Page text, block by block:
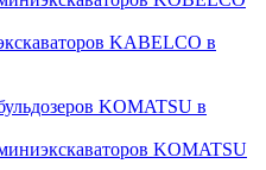
KABELCO в
KOMATSU в
KOMATSU